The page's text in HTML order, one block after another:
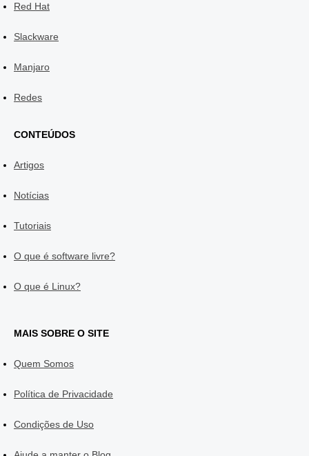
Red Hat
Slackware
Manjaro
Redes
CONTEÚDOS
Artigos
Notícias
Tutoriais
O que é software livre?
O que é Linux?
MAIS SOBRE O SITE
Quem Somos
Política de Privacidade
Condições de Uso